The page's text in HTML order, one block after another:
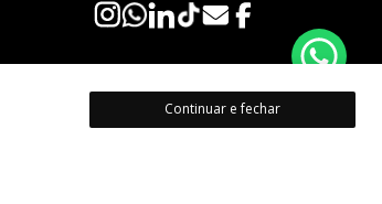
Continuar e fechar